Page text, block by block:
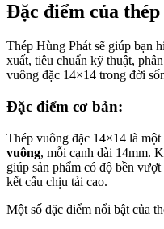
Đặc điểm của
Thép Hùng Phát sẽ giúp bạn
xuất, tiêu chuẩn kỹ thuật,
vuông đặc 14×14 trong đời
Đặc điểm cơ bản:
Thép vuông đặc 14×14 là một
vuông, mỗi cạnh dài 14mm.
giúp sản phẩm có độ bền
kết cấu chịu tải cao.
Một số đặc điểm nổi bật của